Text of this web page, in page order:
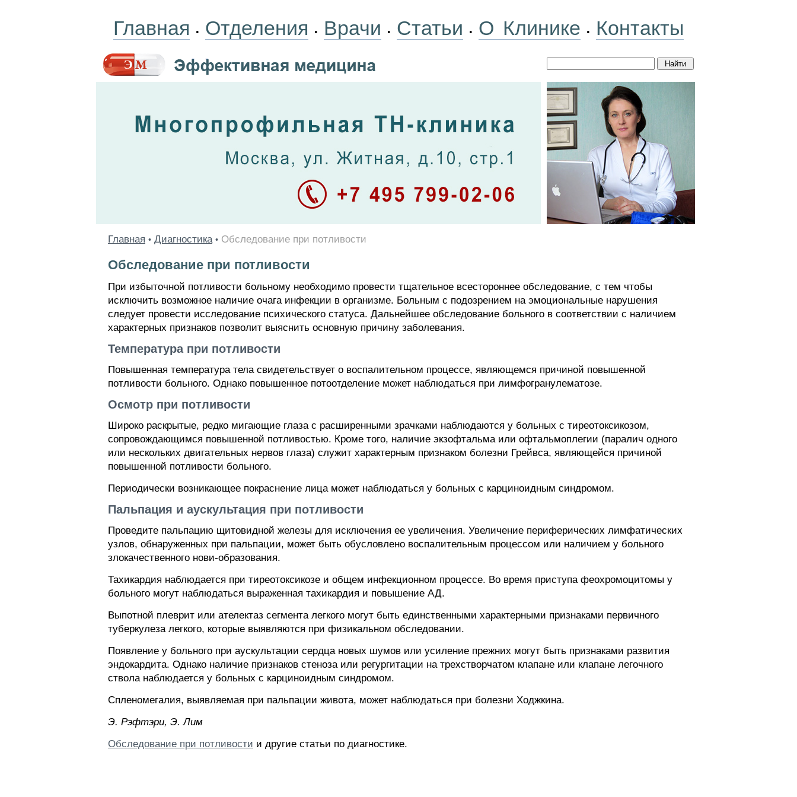
Главная • Отделения • Врачи • Статьи • О Клинике • Контакты
Главная • Диагностика • Обследование при потливости
Обследование при потливости
При избыточной потливости больному необходимо провести тщательное всестороннее обследование, с тем чтобы
исключить возможное наличие очага инфекции в организме. Больным с подозрением на эмоциональные нарушения
следует провести исследование психического статуса. Дальнейшее обследование больного в соответствии с наличием
характерных признаков позволит выяснить основную причину заболевания.
Температура при потливости
Повышенная температура тела свидетельствует о воспалительном процессе, являющемся причиной повышенной
потливости больного. Однако повышенное потоотделение может наблюдаться при лимфогранулематозе.
Осмотр при потливости
Широко раскрытые, редко мигающие глаза с расширенными зрачками наблюдаются у больных с тиреотоксикозом,
сопровождающимся повышенной потливостью. Кроме того, наличие экзофтальма или офтальмоплегии (паралич одного
или нескольких двигательных нервов глаза) служит характерным признаком болезни Грейвса, являющейся причиной
повышенной потливости больного.
Периодически возникающее покраснение лица может наблюдаться у больных с карциноидным синдромом.
Пальпация и аускультация при потливости
Проведите пальпацию щитовидной железы для исключения ее увеличения. Увеличение периферических лимфатических
узлов, обнаруженных при пальпации, может быть обусловлено воспалительным процессом или наличием у больного
злокачественного нови-образования.
Тахикардия наблюдается при тиреотоксикозе и общем инфекционном процессе. Во время приступа феохромоцитомы у
больного могут наблюдаться выраженная тахикардия и повышение АД.
Выпотной плеврит или ателектаз сегмента легкого могут быть единственными характерными признаками первичного
туберкулеза легкого, которые выявляются при физикальном обследовании.
Появление у больного при аускультации сердца новых шумов или усиление прежних могут быть признаками развития
эндокардита. Однако наличие признаков стеноза или регургитации на трехстворчатом клапане или клапане легочного
ствола наблюдается у больных с карциноидным синдромом.
Спленомегалия, выявляемая при пальпации живота, может наблюдаться при болезни Ходжкина.
Э. Pэфтэpи, Э. Лим
Обследование при потливости и другие статьи по диагностике.